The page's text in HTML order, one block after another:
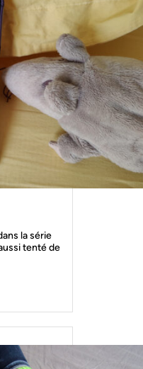
la série
tenté de